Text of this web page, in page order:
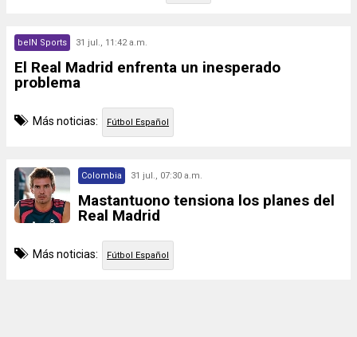
beIN Sports 31 jul., 11:42 a.m.
El Real Madrid enfrenta un inesperado
problema
Más noticias: Fútbol Español
Colombia 31 jul., 07:30 a.m.
Mastantuono tensiona los planes del
Real Madrid
Más noticias: Fútbol Español